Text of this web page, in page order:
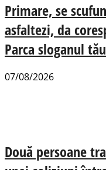
Primare, se
asfaltezi, da
Parca sloganul
07/08/2026
Două persoane